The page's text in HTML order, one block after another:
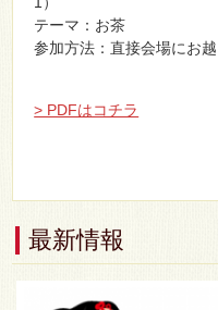
テーマ：お茶
参加方法：直接会場にお
> PDFはコチラ
最新情報